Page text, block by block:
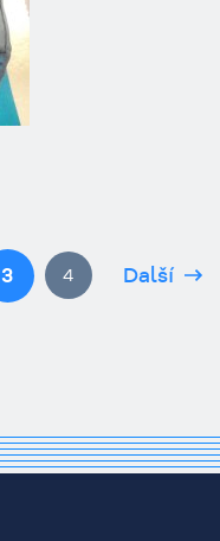
3 4 Další